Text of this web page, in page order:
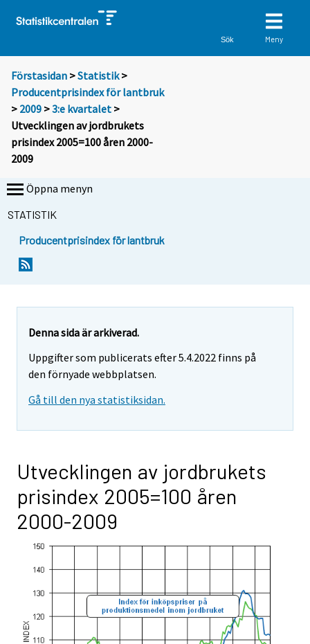
Sök Meny
Förstasidan >Statistik >
Producentprisindex för lantbruk
> 2009 >3:e kvartalet >
Utvecklingen av jordbrukets
prisindex 2005=100 åren 2000-
2009
Öppna menyn
STATISTIK
Producentprisindex för lantbruk
Denna sida är arkiverad.
Uppgifter som publicerats efter 5.4.2022 finns på
den förnyade webbplatsen.
Gå till den nya statistiksidan.
Utvecklingen av jordbrukets
prisindex 2005=100 åren
2000-2009